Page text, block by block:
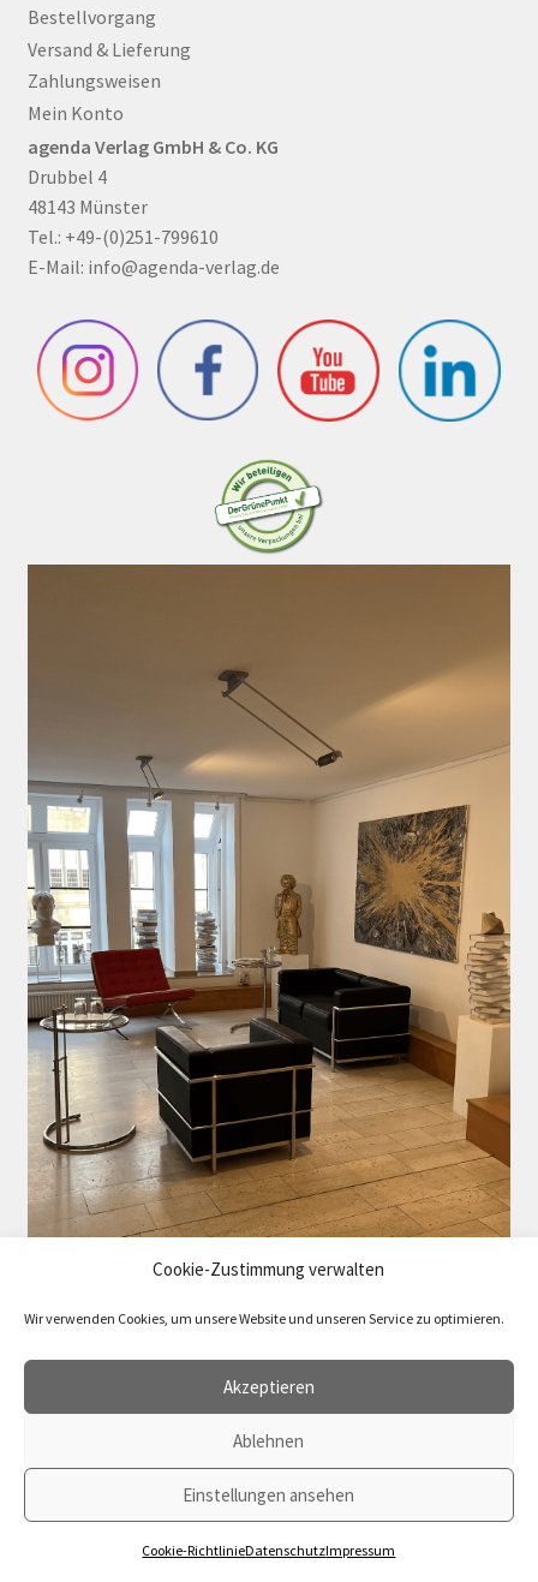
Cookie-Zustimmung verwalten
Wir verwenden Cookies, um unsere Website und unseren Service zu optimieren.
Akzeptieren
Ablehnen
Einstellungen ansehen
Cookie-RichtlinieDatenschutzImpressum
Bestellvorgang
Versand & Lieferung
Zahlungsweisen
Mein Konto
agenda Verlag GmbH & Co. KG
Drubbel 4
48143 Münster
Tel.: +49-(0)251-799610
E-Mail: info@agenda-verlag.de
Vertrag widerrufen
0
© 2026 agenda Verlag